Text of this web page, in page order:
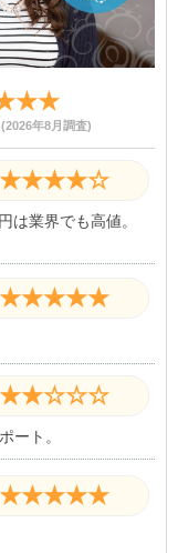
年8月調査)
★★★★☆
は業界でも高値。
★★★★★
★★☆☆☆
ート。
★★★★★